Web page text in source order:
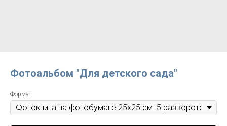
Фотоальбом "Для детского сада"
Формат